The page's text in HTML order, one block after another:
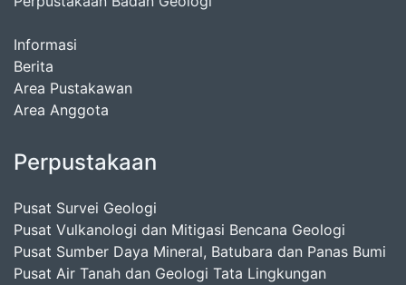
Informasi
Berita
Area Pustakawan
Area Anggota
Perpustakaan
Pusat Survei Geologi
Pusat Vulkanologi dan Mitigasi Bencana Geologi
Pusat Sumber Daya Mineral, Batubara dan Panas Bumi
Pusat Air Tanah dan Geologi Tata Lingkungan